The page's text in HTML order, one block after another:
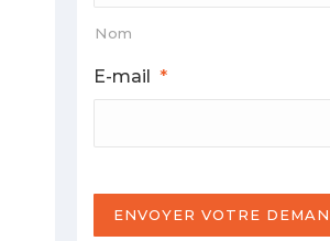
Nom
E-mail *
ENVOYER VOTRE